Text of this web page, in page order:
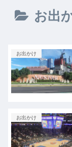
お出
お出かけ
お出かけ